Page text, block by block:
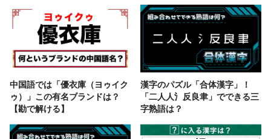
中国語では「優衣庫（ヨゥイク
ゥ）」この有名ブランドは？
【勘で解ける】
漢字のパズル「合体漢字」！
「二人人氵反良聿」でできる三
字熟語は？